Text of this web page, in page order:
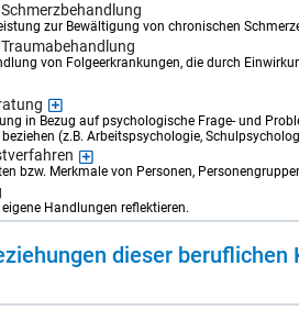
zur Bewältigung von chronischen
von Folgeerkrankungen, die durch
in Bezug auf psychologische Frage- und
(z.B. Arbeitspsychologie,
bzw. Merkmale von Personen,
Handlungen reflektieren.
die­ser